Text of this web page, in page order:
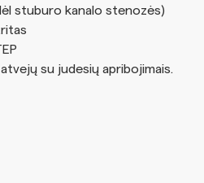
stuburo kanalo stenozės)
su judesių apribojimais.